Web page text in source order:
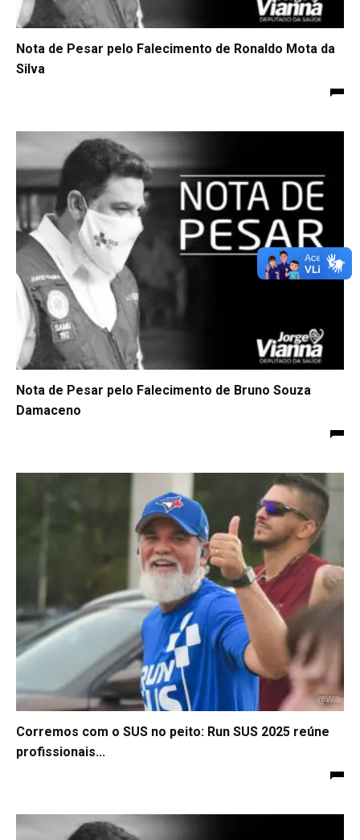
Nota de Pesar pelo Falecimento de Ronaldo Mota da
Silva
Nota de Pesar pelo Falecimento de Bruno Souza
Damaceno
Corremos com o SUS no peito: Run SUS 2025 reúne
profissionais...